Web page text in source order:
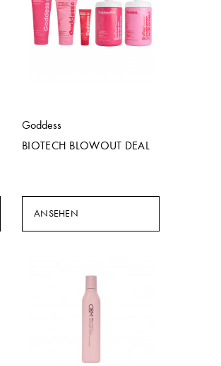
Goddess
BIOTECH BLOWOUT DEAL
ANSEHEN